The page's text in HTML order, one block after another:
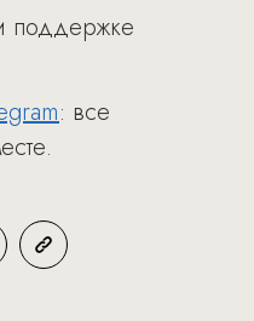
поддержке
: все